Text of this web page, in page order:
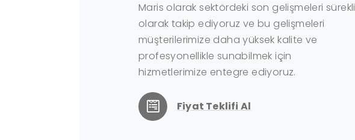
Maris olarak sektördeki son gelişmeleri sürekli
olarak takip ediyoruz ve bu gelişmeleri
müşterilerimize daha yüksek kalite ve
profesyonellikle sunabilmek için
hizmetlerimize entegre ediyoruz.
Fiyat Teklifi Al